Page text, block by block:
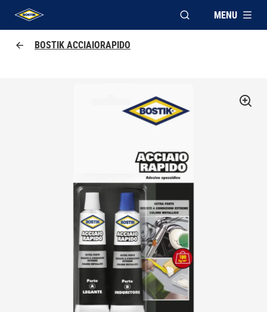
UHU logo
APRI FINESTRA
MENU
BOSTIK ACCIAIORAPIDO